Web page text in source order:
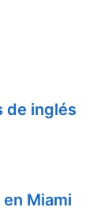
de inglés
Miami